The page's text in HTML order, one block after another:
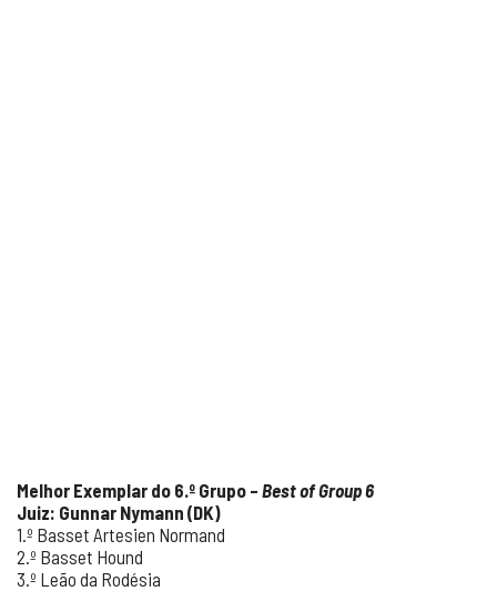
Melhor Exemplar do 6.º Grupo – Best of Group 6
Juiz: Gunnar Nymann (DK)
1.º Basset Artesien Normand
2.º Basset Hound
3.º Leão da Rodésia